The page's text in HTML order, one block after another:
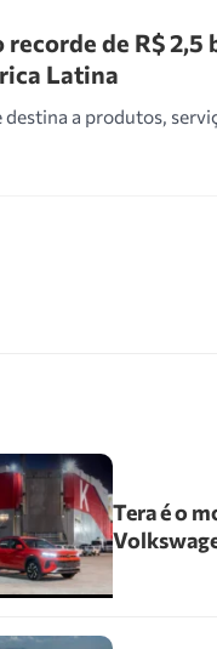
de R$ 2,5
Latina
a produtos,
Tera é o